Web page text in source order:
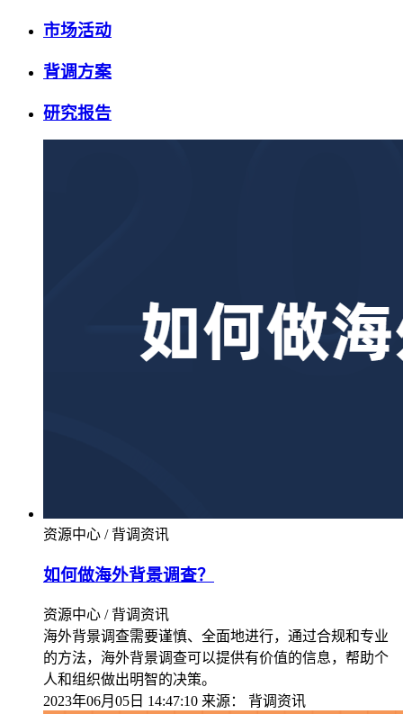
市场活动
背调方案
研究报告
资源中心 / 背调资讯
如何做海外背景调查？
资源中心 / 背调资讯
海外背景调查需要谨慎、全面地进行，通过合规和专业
的方法，海外背景调查可以提供有价值的信息，帮助个
人和组织做出明智的决策。
2023年06月05日 14:47:10 来源： 背调资讯